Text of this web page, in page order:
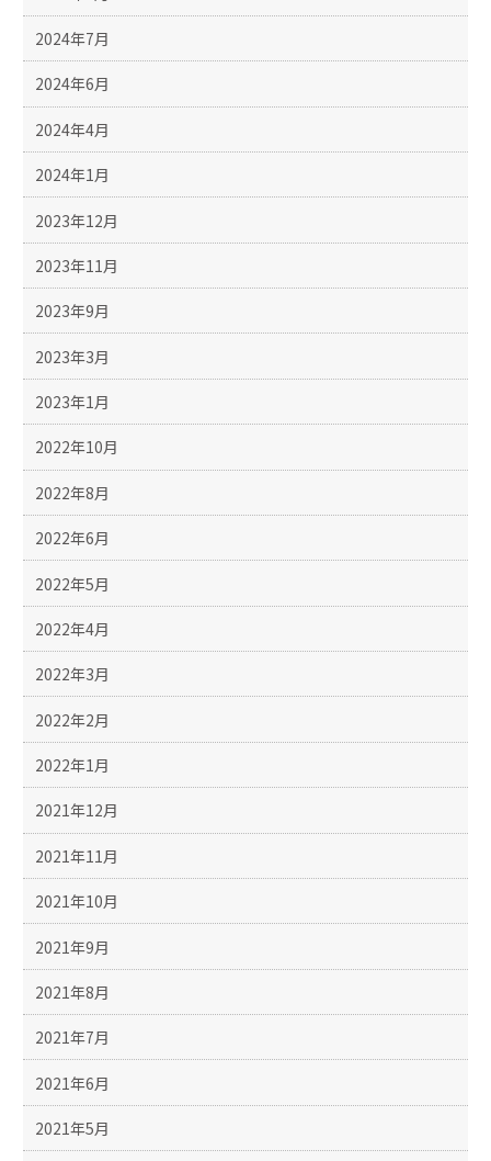
2024年7月
2024年6月
2024年4月
2024年1月
2023年12月
2023年11月
2023年9月
2023年3月
2023年1月
2022年10月
2022年8月
2022年6月
2022年5月
2022年4月
2022年3月
2022年2月
2022年1月
2021年12月
2021年11月
2021年10月
2021年9月
2021年8月
2021年7月
2021年6月
2021年5月